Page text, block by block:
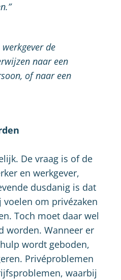
de
naar een
of naar een
De vraag is of de
en werkgever,
dusdanig is dat
om privézaken
Toch moet daar wel
worden. Wanneer er
wordt geboden,
Privéproblemen
waarbij